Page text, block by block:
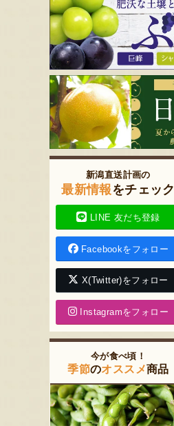
新潟直送計画の
最新情報をチェック
LINE 友だち登録
Facebookをフォロー
X(Twitter)をフォロー
Instagramをフォロー
今が食べ頃！
季節のオススメ商品